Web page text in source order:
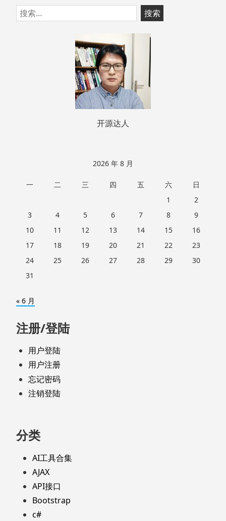
跳
至
搜
索：
开源达人
2026 年 8 月
一 二 三 四 五 六
日
1
2
3
4 5 6 7 8
9
10
11 12 13 14 15
16
17
18 19 20 21 22
23
24
25 26 27 28 29
30
31
« 6 月
注册/登陆
用户登陆
用户注册
忘记密码
注销登陆
分类
AI工具合集
AJAX
API接口
Bootstrap
c#